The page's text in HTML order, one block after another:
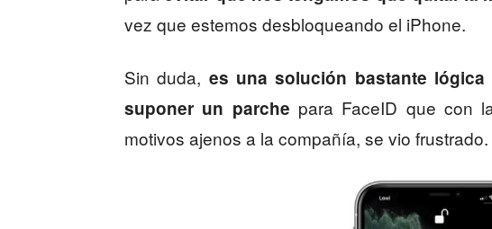
vez que estemos desbloqueando el iPhone.
Sin duda, es una solución bastante
suponer un parche para FaceID que con
motivos ajenos a la compañía, se vio frustrado.